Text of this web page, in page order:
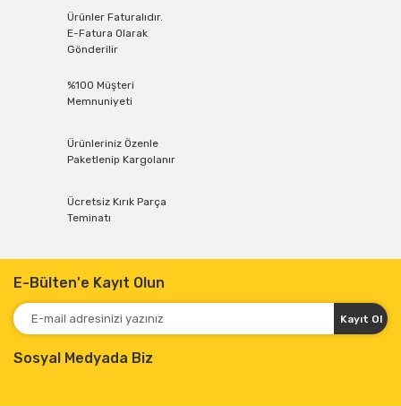
Ürünler Faturalıdır.
E-Fatura Olarak
Gönderilir
%100 Müşteri
Memnuniyeti
Ürünleriniz Özenle
Paketlenip Kargolanır
Ücretsiz Kırık Parça
Teminatı
E-Bülten'e Kayıt Olun
Kayıt Ol
Sosyal Medyada Biz